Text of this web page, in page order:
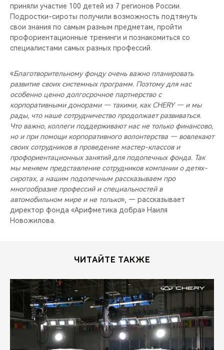
приняли участие 100 детей из 7 регионов России.
Подростки-сироты получили возможность подтянуть
свои знания по самым разным предметам, пройти
профориентационные тренинги и познакомиться со
специалистами самых разных профессий.
«Благотворительному фонду очень важно планировать
развитие своих системных программ. Поэтому для нас
особенно ценно долгосрочное партнерство с
корпоративными донорами — такими, как CHERY — и мы
рады, что наше сотрудничество продолжает развиваться.
Что важно, коллеги поддерживают нас не только финансово,
но и при помощи корпоративного волонтерства — вовлекают
своих сотрудников в проведение мастер-классов и
профориентационных занятий для подопечных фонда. Так
мы меняем представление сотрудников компании о детях-
сиротах, а нашим подопечным рассказываем про
многообразие профессий и специальностей в
автомобильном мире и не только», — рассказывает
директор фонда «Арифметика добра» Наиля
Новожилова.
ЧИТАЙТЕ ТАКЖЕ